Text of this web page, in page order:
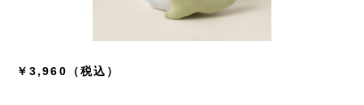
￥3,960（税込）